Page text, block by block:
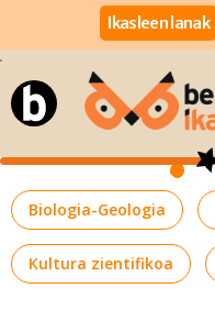
Ikasleen lanak
Biologia-Geologia
Kultura zientifikoa